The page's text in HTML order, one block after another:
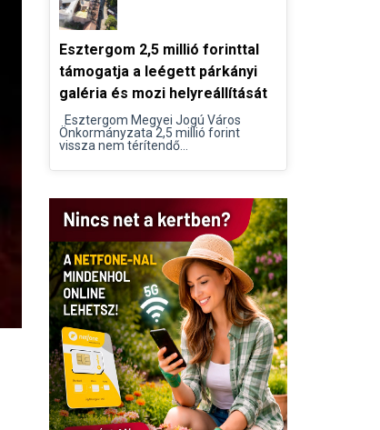
Esztergom 2,5 millió forinttal
támogatja a leégett párkányi
galéria és mozi helyreállítását
Esztergom Megyei Jogú Város
Önkormányzata 2,5 millió forint
vissza nem térítendő...